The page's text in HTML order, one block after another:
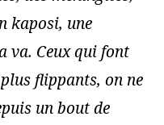
kaposi, une
va. Ceux qui font
flippants, on ne
un bout de